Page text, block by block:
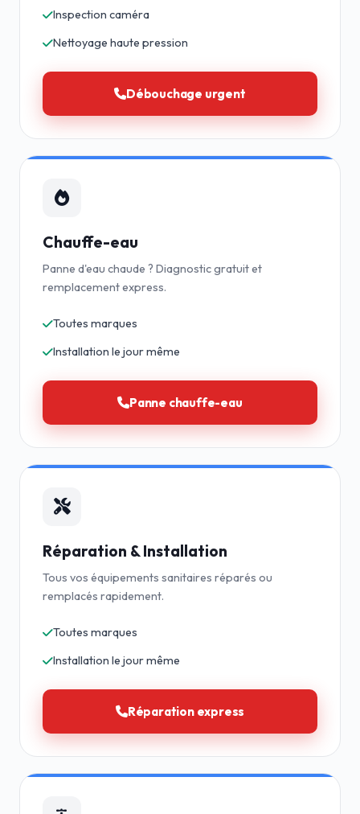
Inspection caméra
Nettoyage haute pression
Débouchage urgent
Chauffe-eau
Panne d'eau chaude ? Diagnostic gratuit et
remplacement express.
Toutes marques
Installation le jour même
Panne chauffe-eau
Réparation & Installation
Tous vos équipements sanitaires réparés ou
remplacés rapidement.
Toutes marques
Installation le jour même
Réparation express